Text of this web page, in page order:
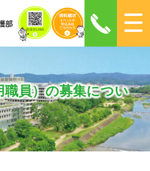
職員）の募集につい